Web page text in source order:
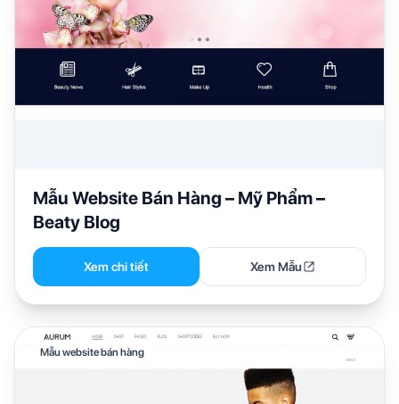
Mẫu Website Bán Hàng – Mỹ Phẩm –
Beaty Blog
Xem chi tiết Xem Mẫu
Mẫu website bán hàng